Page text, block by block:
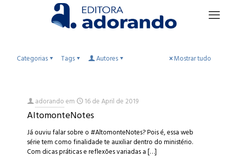
Categorias Tags Autores Mostrar tudo
adorandoem 16 de April de 2019
AltomonteNotes
Já ouviu falar sobre o #AltomonteNotes? Pois é, essa web
série tem como finalidade te auxiliar dentro do ministério.
Com dicas práticas e reflexões variadas a[…]